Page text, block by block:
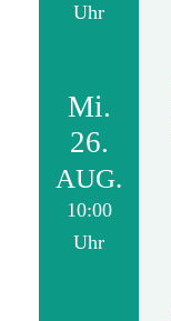
Uhr
Mi.
26.
AUG.
10:00
Uhr